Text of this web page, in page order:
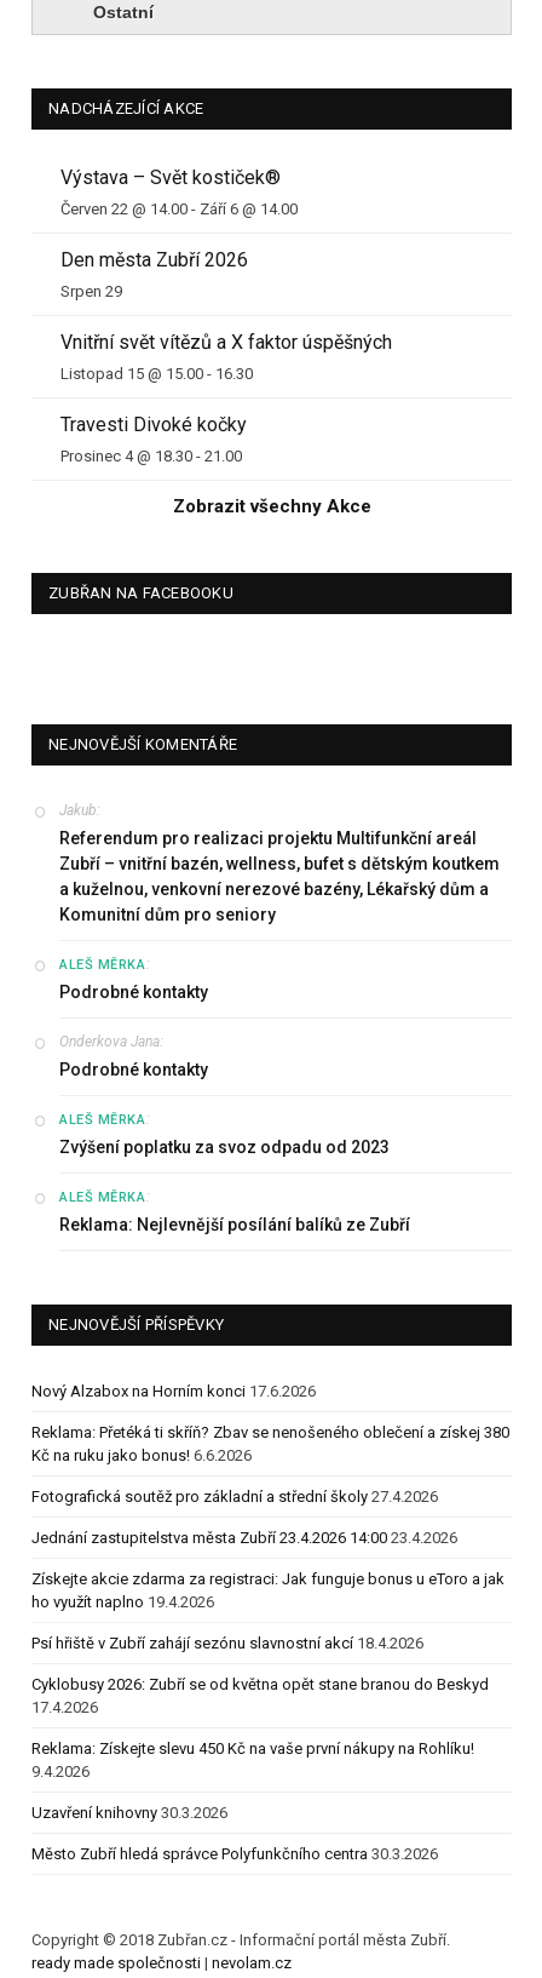
Ostatní
NADCHÁZEJÍCÍ AKCE
Výstava – Svět kostiček®
Červen 22 @ 14.00 - Září 6 @ 14.00
Den města Zubří 2026
Srpen 29
Vnitřní svět vítězů a X faktor úspěšných
Listopad 15 @ 15.00 - 16.30
Travesti Divoké kočky
Prosinec 4 @ 18.30 - 21.00
Zobrazit všechny Akce
ZUBŘAN NA FACEBOOKU
NEJNOVĚJŠÍ KOMENTÁŘE
Jakub:
Referendum pro realizaci projektu Multifunkční areál
Zubří – vnitřní bazén, wellness, bufet s dětským koutkem
a kuželnou, venkovní nerezové bazény, Lékařský dům a
Komunitní dům pro seniory
ALEŠ MĚRKA:
Podrobné kontakty
Onderkova Jana:
Podrobné kontakty
ALEŠ MĚRKA:
Zvýšení poplatku za svoz odpadu od 2023
ALEŠ MĚRKA:
Reklama: Nejlevnější posílání balíků ze Zubří
NEJNOVĚJŠÍ PŘÍSPĚVKY
Nový Alzabox na Horním konci 17.6.2026
Reklama: Přetéká ti skříň? Zbav se nenošeného oblečení a získej 380
Kč na ruku jako bonus! 6.6.2026
Fotografická soutěž pro základní a střední školy 27.4.2026
Jednání zastupitelstva města Zubří 23.4.2026 14:00 23.4.2026
Získejte akcie zdarma za registraci: Jak funguje bonus u eToro a jak
ho využít naplno 19.4.2026
Psí hřiště v Zubří zahájí sezónu slavnostní akcí 18.4.2026
Cyklobusy 2026: Zubří se od května opět stane branou do Beskyd
17.4.2026
Reklama: Získejte slevu 450 Kč na vaše první nákupy na Rohlíku!
9.4.2026
Uzavření knihovny 30.3.2026
Město Zubří hledá správce Polyfunkčního centra 30.3.2026
Copyright © 2018 Zubřan.cz - Informační portál města Zubří.
ready made společnosti | nevolam.cz